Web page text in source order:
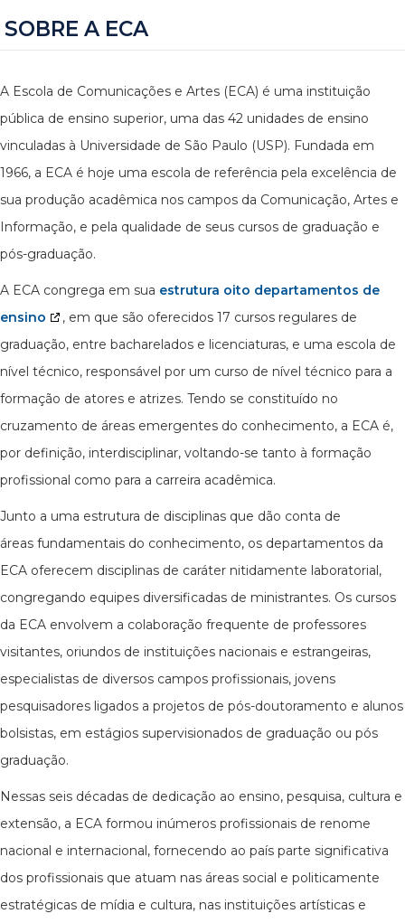
SOBRE A ECA
A Escola de Comunicações e Artes (ECA) é uma instituição
pública de ensino superior, uma das 42 unidades de ensino
vinculadas à Universidade de São Paulo (USP). Fundada em
1966, a ECA é hoje uma escola de referência pela excelência de
sua produção acadêmica nos campos da Comunicação, Artes e
Informação, e pela qualidade de seus cursos de graduação e
pós-graduação.
A ECA congrega em sua estrutura oito departamentos de
ensino
, em que são oferecidos 17 cursos regulares de
graduação, entre bacharelados e licenciaturas, e uma escola de
nível técnico, responsável por um curso de nível técnico para a
formação de atores e atrizes. Tendo se constituído no
cruzamento de áreas emergentes do conhecimento, a ECA é,
por definição, interdisciplinar, voltando-se tanto à formação
profissional como para a carreira acadêmica.
Junto a uma estrutura de disciplinas que dão conta de
áreas fundamentais do conhecimento, os departamentos da
ECA oferecem disciplinas de caráter nitidamente laboratorial,
congregando equipes diversificadas de ministrantes. Os cursos
da ECA envolvem a colaboração frequente de professores
visitantes, oriundos de instituições nacionais e estrangeiras,
especialistas de diversos campos profissionais, jovens
pesquisadores ligados a projetos de pós-doutoramento e alunos
bolsistas, em estágios supervisionados de graduação ou pós
graduação.
Nessas seis décadas de dedicação ao ensino, pesquisa, cultura e
extensão, a ECA formou inúmeros profissionais de renome
nacional e internacional, fornecendo ao país parte significativa
dos profissionais que atuam nas áreas social e politicamente
estratégicas de mídia e cultura, nas instituições artísticas e